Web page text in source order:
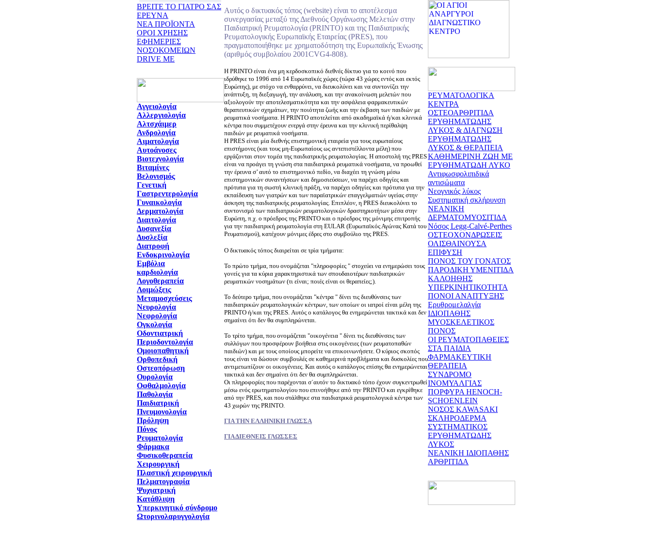
ΒΡΕΙΤΕ ΤΟ ΓΙΑΤΡΟ ΣΑΣ
ΕΡΕΥΝΑ
ΝΕΑ ΠΡΟΪΟΝΤΑ
ΟΡΟΙ ΧΡΗΣΗΣ
ΕΦΗΜΕΡΙΕΣ
ΝΟΣΟΚΟΜΕΙΩΝ
DRIVE ME
Αγγειολογία
Αλλεργιολογία
Αλτσχάιμερ
Ανδρολογία
Αιματολογία
Αυτοάνοσες
Βιοτεχνολογία
Βιταμίνες
Βελονισμός
Γενετική
Γαστρεντερολογία
Γυναικολογία
Δερματολογία
Διαιτολογία
Δυσανεξία
Δυσλεξία
Διατροφή
Ενδοκρινολογία
Εμβόλια
καρδιολογία
Λογοθεραπεία
Λοιμώξεις
Μεταμοσχεύσεις
Νευρολογία
Νεφρολογία
Ογκολογία
Οδοντιατρική
Περιοδοντολογία
Ομοιοπαθητική
Ορθοπεδική
Οστεοπόρωση
Ουρολογία
Οφθαλμολογία
Παθολογία
Παιδιατρική
Πνευμονολογία
Πρόληψη
Πόνος
Ρευματολογία
Φάρμακα
Φυσικοθεραπεία
Χειρουργική
Πλαστική χειρουργική
Πελματογραφία
Ψυχιατρική
Κατάθλιψη
Υπερκινητικό σύνδρομο
Ωτορινολαρυγγολογία
Αυτός ο δικτυακός τόπος (website) είναι το αποτέλεσμα
συνεργασίας μεταξύ της Διεθνούς Οργάνωσης Μελετών στην
Παιδιατρική Ρευματολογία (PRINTO) και της Παιδιατρικής
Ρευματολογικής Ευρωπαϊκής Εταιρείας (PRES), που
πραγματοποιήθηκε με χρηματοδότηση της Ευρωπαϊκής Ένωσης
(αριθμός συμβολαίου 2001CVG4-808).
Η PRINTO είναι ένα μη κερδοσκοπικό διεθνές δίκτυο για το κοινό που
ιδρύθηκε το 1996 από 14 Ευρωπαϊκές χώρες (τώρα 43 χώρες εντός και εκτός
Ευρώπης), με στόχο να ενθαρρύνει, να διευκολύνει και να συντονίζει την
ανάπτυξη, τη διεξαγωγή, την ανάλυση, και την ανακοίνωση μελετών που
αξιολογούν την αποτελεσματικότητα και την ασφάλεια φαρμακευτικών
θεραπευτικών σχημάτων, την ποιότητα ζωής και την έκβαση των παιδιών με
ρευματικά νοσήματα. Η PRINTO αποτελείται από ακαδημαϊκά ή/και κλινικά
κέντρα που συμμετέχουν ενεργά στην έρευνα και την κλινική περίθαλψη
παιδιών με ρευματικά νοσήματα.
Η PRES είναι μία διεθνής επιστημονική εταιρεία για τους ευρωπαίους
επιστήμονες (και τους μη-Ευρωπαίους ως αντεπιστέλλοντα μέλη) που
εργάζονται στον τομέα της παιδιατρικής ρευματολογίας. Η αποστολή της PRES
είναι να προάγει τη γνώση στα παιδιατρικά ρευματικά νοσήματα, να προωθεί
την έρευνα σ’ αυτό το επιστημονικό πεδίο, να διαχέει τη γνώση μέσω
επιστημονικών συναντήσεων και δημοσιεύσεων, να παρέχει οδηγίες και
πρότυπα για τη σωστή κλινική πράξη, να παρέχει οδηγίες και πρότυπα για την
εκπαίδευση των γιατρών και των παραϊατρικών επαγγελματιών υγείας στην
άσκηση της παιδιατρικής ρευματολογίας. Επιπλέον, η PRES διευκολύνει το
συντονισμό των παιδιατρικών ρευματολογικών δραστηριοτήτων μέσα στην
Ευρώπη, π.χ. ο πρόεδρος της PRINTO και ο πρόεδρος της μόνιμης επιτροπής
για την παιδιατρική ρευματολογία στη EULAR (Ευρωπαϊκός Αγώνας Κατά του
Ρευματισμού), κατέχουν μόνιμες έδρες στο συμβούλιο της PRES.
O δικτυακός τόπος διαιρείται σε τρία τμήματα:
Το πρώτο τμήμα, που ονομάζεται "πληροφορίες " στοχεύει να ενημερώσει τους
γονείς για τα κύρια χαρακτηριστικά των σπουδαιοτέρων παιδιατρικών
ρευματικών νοσημάτων (τι είναι; ποιές είναι οι θεραπείες;).
Το δεύτερο τμήμα, που ονομάζεται "κέντρα " δίνει τις διευθύνσεις των
παιδιατρικών ρευματολογικών κέντρων, των οποίων οι ιατροί είναι μέλη της
PRINTO ή/και της PRES. Αυτός ο κατάλογος θα ενημερώνεται τακτικά και δεν
σημαίνει ότι δεν θα συμπληρώνεται.
Το τρίτο τμήμα, που ονομάζεται "οικογένεια " δίνει τις διευθύνσεις των
συλλόγων που προσφέρουν βοήθεια στις οικογένειες (των ρευματοπαθών
παιδιών) και με τους οποίους μπορείτε να επικοινωνήσετε. Ο κύριος σκοπός
τους είναι να δώσουν συμβουλές σε καθημερινά προβλήματα και δυσκολίες που
αντιμετωπίζουν οι οικογένειες. Και αυτός ο κατάλογος επίσης θα ενημερώνεται
τακτικά και δεν σημαίνει ότι δεν θα συμπληρώνεται.
Οι πληροφορίες που παρέχονται σ΄αυτόν το δικτυακό τόπο έχουν συγκεντρωθεί
μέσω ενός ερωτηματολογίου που επινοήθηκε από την PRINTO και εγκρίθηκε
από την PRES, και που στάλθηκε στα παιδιατρικά ρευματολογικά κέντρα των
43 χωρών της PRINTO.
ΓΙΑ ΤΗΝ ΕΛΛΗΝΙΚΗ ΓΛΩΣΣΑ
ΓΙΑ ΔΙΕΘΝΕΙΣ ΓΛΩΣΣΕΣ
ΡΕΥΜΑΤΟΛΟΓΙΚΑ
ΚΕΝΤΡΑ
ΟΣΤΕΟΑΡΘΡΙΤΙΔΑ
ΕΡΥΘΗΜΑΤΩΔΗΣ
ΛΥΚΟΣ & ΔΙΑΓΝΩΣΗ
ΕΡΥΘΗΜΑΤΩΔΗΣ
ΛΥΚΟΣ & ΘΕΡΑΠΕΙΑ
ΚΑΘΗΜΕΡΙΝΗ ΖΩΗ ΜΕ
ΕΡΥΘΗΜΑΤΩΔΗ ΛΥΚΟ
Αντιφωσφολιπιδικά
αντισώματα
Νεογνικός λύκος
Συστηματική σκλήρυνση
ΝΕΑΝΙΚΗ
ΔΕΡΜΑΤΟΜΥΟΣΙΤΙΔΑ
Νόσος Legg-Calvé-Perthes
ΟΣΤΕΟΧΟΝΔΡΩΣΕΙΣ
ΟΛΙΣΘΑΙΝΟΥΣΑ
ΕΠΙΦΥΣΗ
ΠΟΝΟΣ ΤΟΥ ΓΟΝΑΤΟΣ
ΠΑΡΟΔΙΚΗ ΥΜΕΝΙΤΙΔΑ
ΚΑΛΟΗΘΗΣ
ΥΠΕΡΚΙΝΗΤΙΚΟΤΗΤΑ
ΠΟΝΟΙ ΑΝΑΠΤΥΞΗΣ
Ερυθρομελαλγία
ΙΔΙΟΠΑΘΗΣ
ΜΥΟΣΚΕΛΕΤΙΚΟΣ
ΠΟΝΟΣ
ΟΙ ΡΕΥΜΑΤΟΠΑΘΕΙΕΣ
ΣΤΑ ΠΑΙΔΙΑ
ΦΑΡΜΑΚΕΥΤΙΚΗ
ΘΕΡΑΠΕΙΑ
ΣΥΝΔΡΟΜΟ
ΙΝΟΜΥΑΛΓΙΑΣ
ΠΟΡΦΥΡΑ HENOCH-
SCHOENLEIN
ΝΟΣΟΣ KAWASAKI
ΣΚΛΗΡΟΔΕΡΜΑ
ΣΥΣΤΗΜΑΤΙΚΟΣ
ΕΡΥΘΗΜΑΤΩΔΗΣ
ΛΥΚΟΣ
ΝΕΑΝΙΚΗ ΙΔΙΟΠΑΘΗΣ
ΑΡΘΡΙΤΙΔΑ